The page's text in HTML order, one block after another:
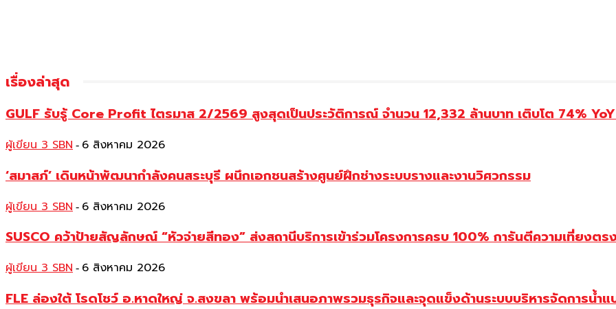
เรื่องล่าสุด
GULF รับรู้ Core Profit ไตรมาส 2/2569 สูงสุดเป็นประวัติการณ์ จำนวน 12,332 ล้านบาท เติบโต 74%
ผู้เขียน 3 SBN - 6 สิงหาคม 2026
‘สมาสภ์’ เดินหน้าพัฒนากำลังคนสระบุรี ผนึกเอกชนสร้างศูนย์ฝึกช่างระบบรางและงานวิศวกรรม
ผู้เขียน 3 SBN - 6 สิงหาคม 2026
SUSCO คว้าป้ายสัญลักษณ์ “หัวจ่ายสีทอง” ส่งสถานีบริการเข้าร่วมโครงการครบ 100% การันตีความเที่ยงตร
ผู้เขียน 3 SBN - 6 สิงหาคม 2026
FLE ล่องใต้ โรดโชว์ อ.หาดใหญ่ จ.สงขลา พร้อมนำเสนอภาพรวมธุรกิจและจุดแข็งด้านระบบบริหารจัดการน้